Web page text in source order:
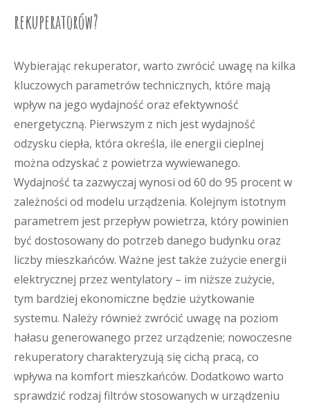
rekuperatorów?
Wybierając rekuperator, warto zwrócić uwagę na kilka
kluczowych parametrów technicznych, które mają
wpływ na jego wydajność oraz efektywność
energetyczną. Pierwszym z nich jest wydajność
odzysku ciepła, która określa, ile energii cieplnej
można odzyskać z powietrza wywiewanego.
Wydajność ta zazwyczaj wynosi od 60 do 95 procent w
zależności od modelu urządzenia. Kolejnym istotnym
parametrem jest przepływ powietrza, który powinien
być dostosowany do potrzeb danego budynku oraz
liczby mieszkańców. Ważne jest także zużycie energii
elektrycznej przez wentylatory – im niższe zużycie,
tym bardziej ekonomiczne będzie użytkowanie
systemu. Należy również zwrócić uwagę na poziom
hałasu generowanego przez urządzenie; nowoczesne
rekuperatory charakteryzują się cichą pracą, co
wpływa na komfort mieszkańców. Dodatkowo warto
sprawdzić rodzaj filtrów stosowanych w urządzeniu